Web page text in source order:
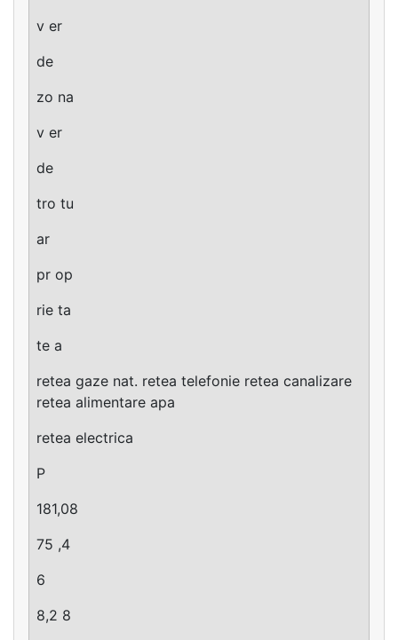
v er
de
zo na
v er
de
tro tu
ar
pr op
rie ta
te a
retea gaze nat. retea telefonie retea canalizare
retea alimentare apa
retea electrica
P
181,08
75 ,4
6
8,2 8